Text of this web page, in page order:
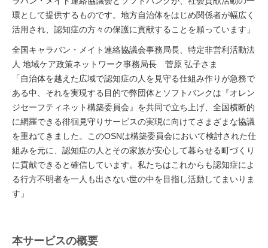
環として提供するものです。地方自治体をはじめ関係者が幅広く
活用され、認知症の方々の保護に貢献することを願っています」
全国キャラバン・メイト連絡協議会事務局長、特定非営利活動法
人 地域ケア政策ネットワーク事務局長 菅原 弘子さま
「自治体を越えた広域で認知症の人を見守る仕組み作りが急務で
ある中、それを実現する目的で弊団体とソフトバンクは『オレン
ジセーフティネット構築委員会』を共同で立ち上げ、全国横断的
に網羅できる徘徊見守りサービスの実現に向けてさまざまな協議
を重ねてきました。このOSNは構築委員会において検討された仕
組みを元に、認知症の人とその家族が安心して暮らせる町づくり
に貢献できると確信しています。私たちはこれからも認知症によ
る行方不明者を一人も出さない世の中を目指し活動してまいりま
す」
本サービスの概要